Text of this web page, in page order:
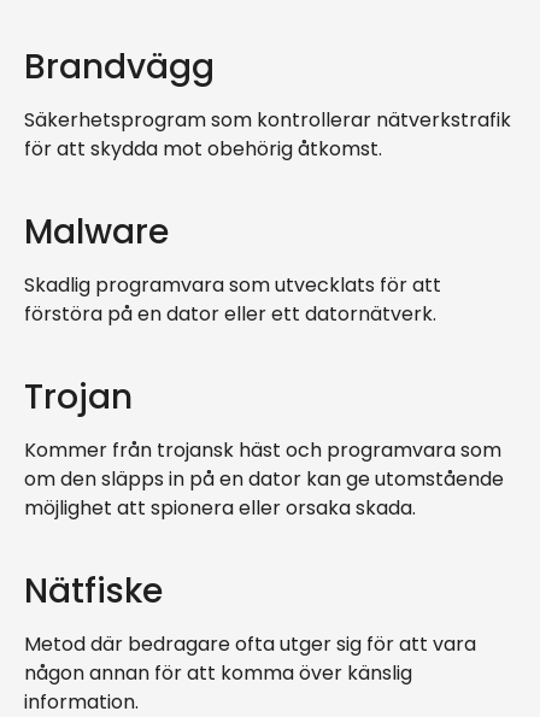
Brandvägg
Säkerhetsprogram som kontrollerar nätverkstrafik
för att skydda mot obehörig åtkomst.
Malware
Skadlig programvara som utvecklats för att
förstöra på en dator eller ett datornätverk.
Trojan
Kommer från trojansk häst och programvara som
om den släpps in på en dator kan ge utomstående
möjlighet att spionera eller orsaka skada.
Nätfiske
Metod där bedragare ofta utger sig för att vara
någon annan för att komma över känslig
information.